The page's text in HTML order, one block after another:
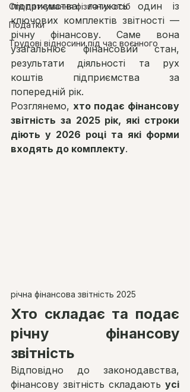
Оподаткування фізичних осіб
Податки
Трудові відносини під час воєнного
підприємства готують один із
ключових комплектів звітності —
річну фінансову. Саме вона
узагальнює фінансовий стан,
результати діяльності та рух
коштів підприємства за
попередній рік.
Розглянемо, хто подає фінансову
звітність за 2025 рік, які строки
діють у 2026 році та які форми
входять до комплекту.
річна фінансова звітність 2025
Хто складає та подає
річну фінансову
звітність
Відповідно до законодавства,
фінансову звітність складають усі